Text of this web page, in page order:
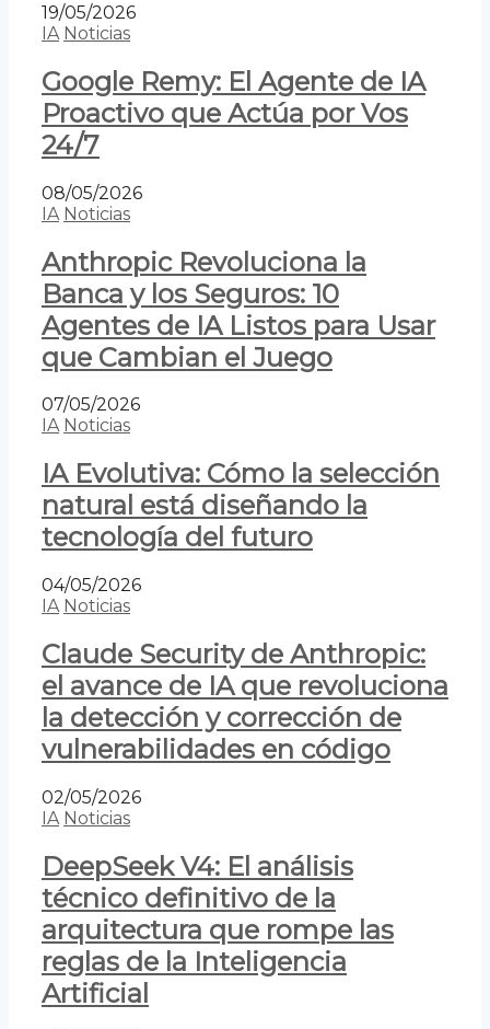
19/05/2026
IA Noticias
Google Remy: El Agente de IA
Proactivo que Actúa por Vos
24/7
08/05/2026
IA Noticias
Anthropic Revoluciona la
Banca y los Seguros: 10
Agentes de IA Listos para Usar
que Cambian el Juego
07/05/2026
IA Noticias
IA Evolutiva: Cómo la selección
natural está diseñando la
tecnología del futuro
04/05/2026
IA Noticias
Claude Security de Anthropic:
el avance de IA que revoluciona
la detección y corrección de
vulnerabilidades en código
02/05/2026
IA Noticias
DeepSeek V4: El análisis
técnico definitivo de la
arquitectura que rompe las
reglas de la Inteligencia
Artificial